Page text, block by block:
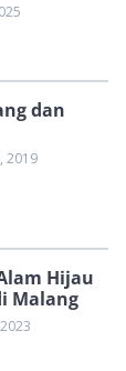
dan
2019
Hijau
Malang